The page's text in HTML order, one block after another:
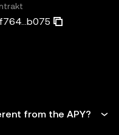
from the APY?